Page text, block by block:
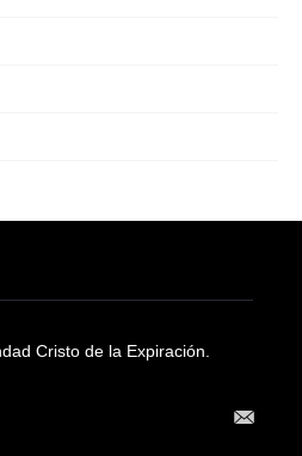
Cristo de la Expiración.